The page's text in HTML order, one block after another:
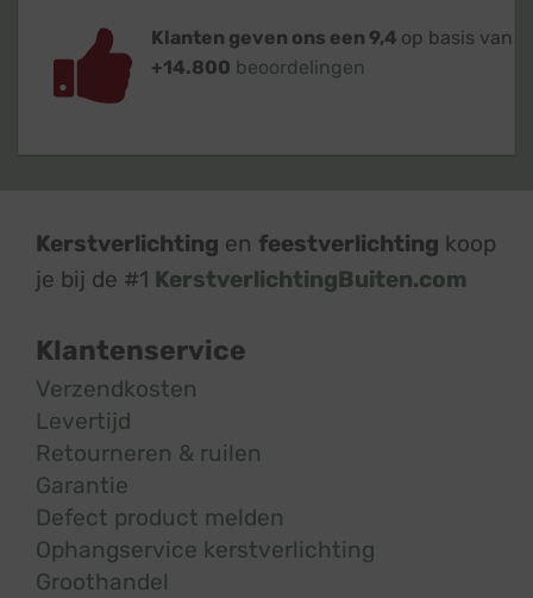
Klanten geven ons een 9,4 op basis van
+14.800 beoordelingen
Kerstverlichting en feestverlichting koop
je bij de #1 KerstverlichtingBuiten.com
Klantenservice
Verzendkosten
Levertijd
Retourneren & ruilen
Garantie
Defect product melden
Ophangservice kerstverlichting
Groothandel